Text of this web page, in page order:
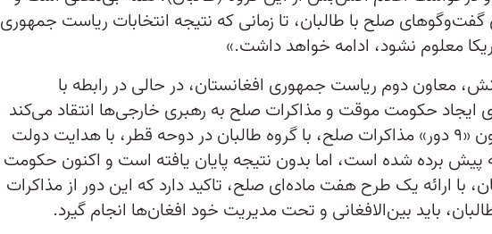
گفت‌وگوهای صلح با طالبان، تا زمانی که نتیجه انتخابات ریاست جمهوری
معلوم نشود، ادامه خواهد داشت.»
معاون دوم ریاست جمهوری افغانستان، در حالی در رابطه با
ایجاد حکومت موقت و مذاکرات صلح به رهبری خارجی‌ها انتقاد می‌کند
که تا کنون «۹ دور» مذاکرات صلح، با گروه طالبان در دوحه قطر، با هدایت دولت
پیش برده شده است، اما بدون نتیجه پایان یافته است و اکنون حکومت
با ارائه یک طرح هفت ماده‌ای صلح، تاکید دارد که این دور از مذاکرات
باید بین‌الافغانی و تحت مدیریت خود افغان‌ها انجام گیرد.